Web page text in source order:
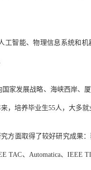
工智能、物理信息系统和
家发展战略、海峡西岸、
，培养毕业生55人，大多就
方面取得了较好研究成果
TAC、 Automatica、 IEEE